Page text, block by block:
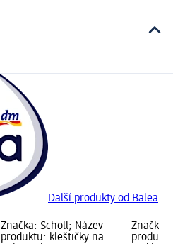
Další produkty od Balea
Značka: Scholl; Název
produktu: kleštičky na
Značka: